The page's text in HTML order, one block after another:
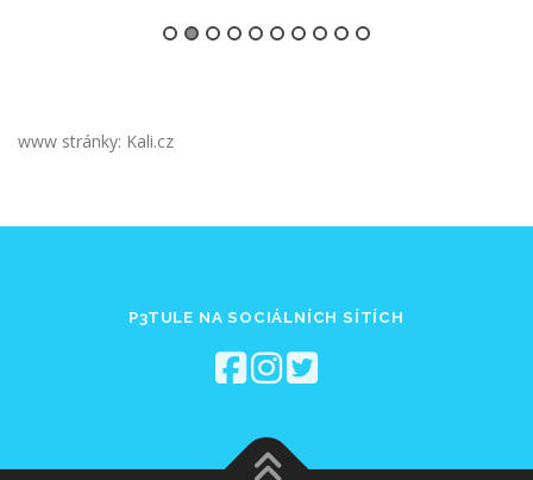
www stránky: Kali.cz
P3TULE NA SOCIÁLNÍCH SÍTÍCH